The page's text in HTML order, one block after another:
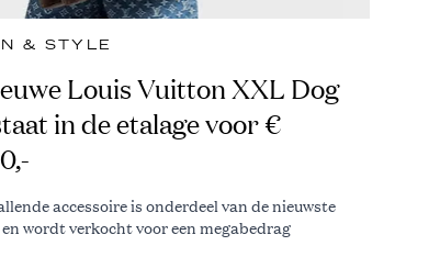
& STYLE
Louis Vuitton XXL Dog
in de etalage voor €
accessoire is onderdeel van de nieuwste
wordt verkocht voor een megabedrag